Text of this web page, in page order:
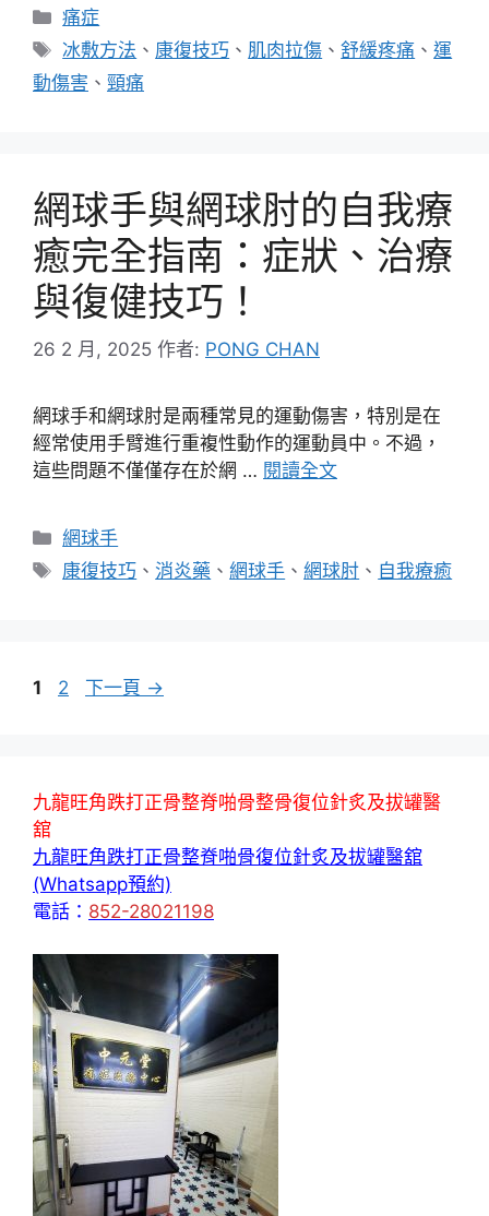
分
類
痛症
標
籤
冰敷方法 、 康復技巧 、 肌肉拉傷 、舒緩疼痛 、運
動傷害 、 頸痛
網球手與網球肘的自我療
癒完全指南：症狀、治療
與復健技巧！
26 2 月, 2025 作者: PONG CHAN
網球手和網球肘是兩種常見的運動傷害，特別是在
經常使用手臂進行重複性動作的運動員中。不過，
這些問題不僅僅存在於網 … 閱讀全文
分
類
網球手
標
康復技巧 、消炎藥 、網球手 、網球肘 、 自我療癒
頁
1
頁
2 下一頁 →
九龍旺角跌打正骨整脊啪骨整骨復位針炙及拔罐醫
舘
九龍旺角跌打正骨整脊啪骨復位針炙及拔罐醫舘
(Whatsapp預約)
電話： 852-28021198